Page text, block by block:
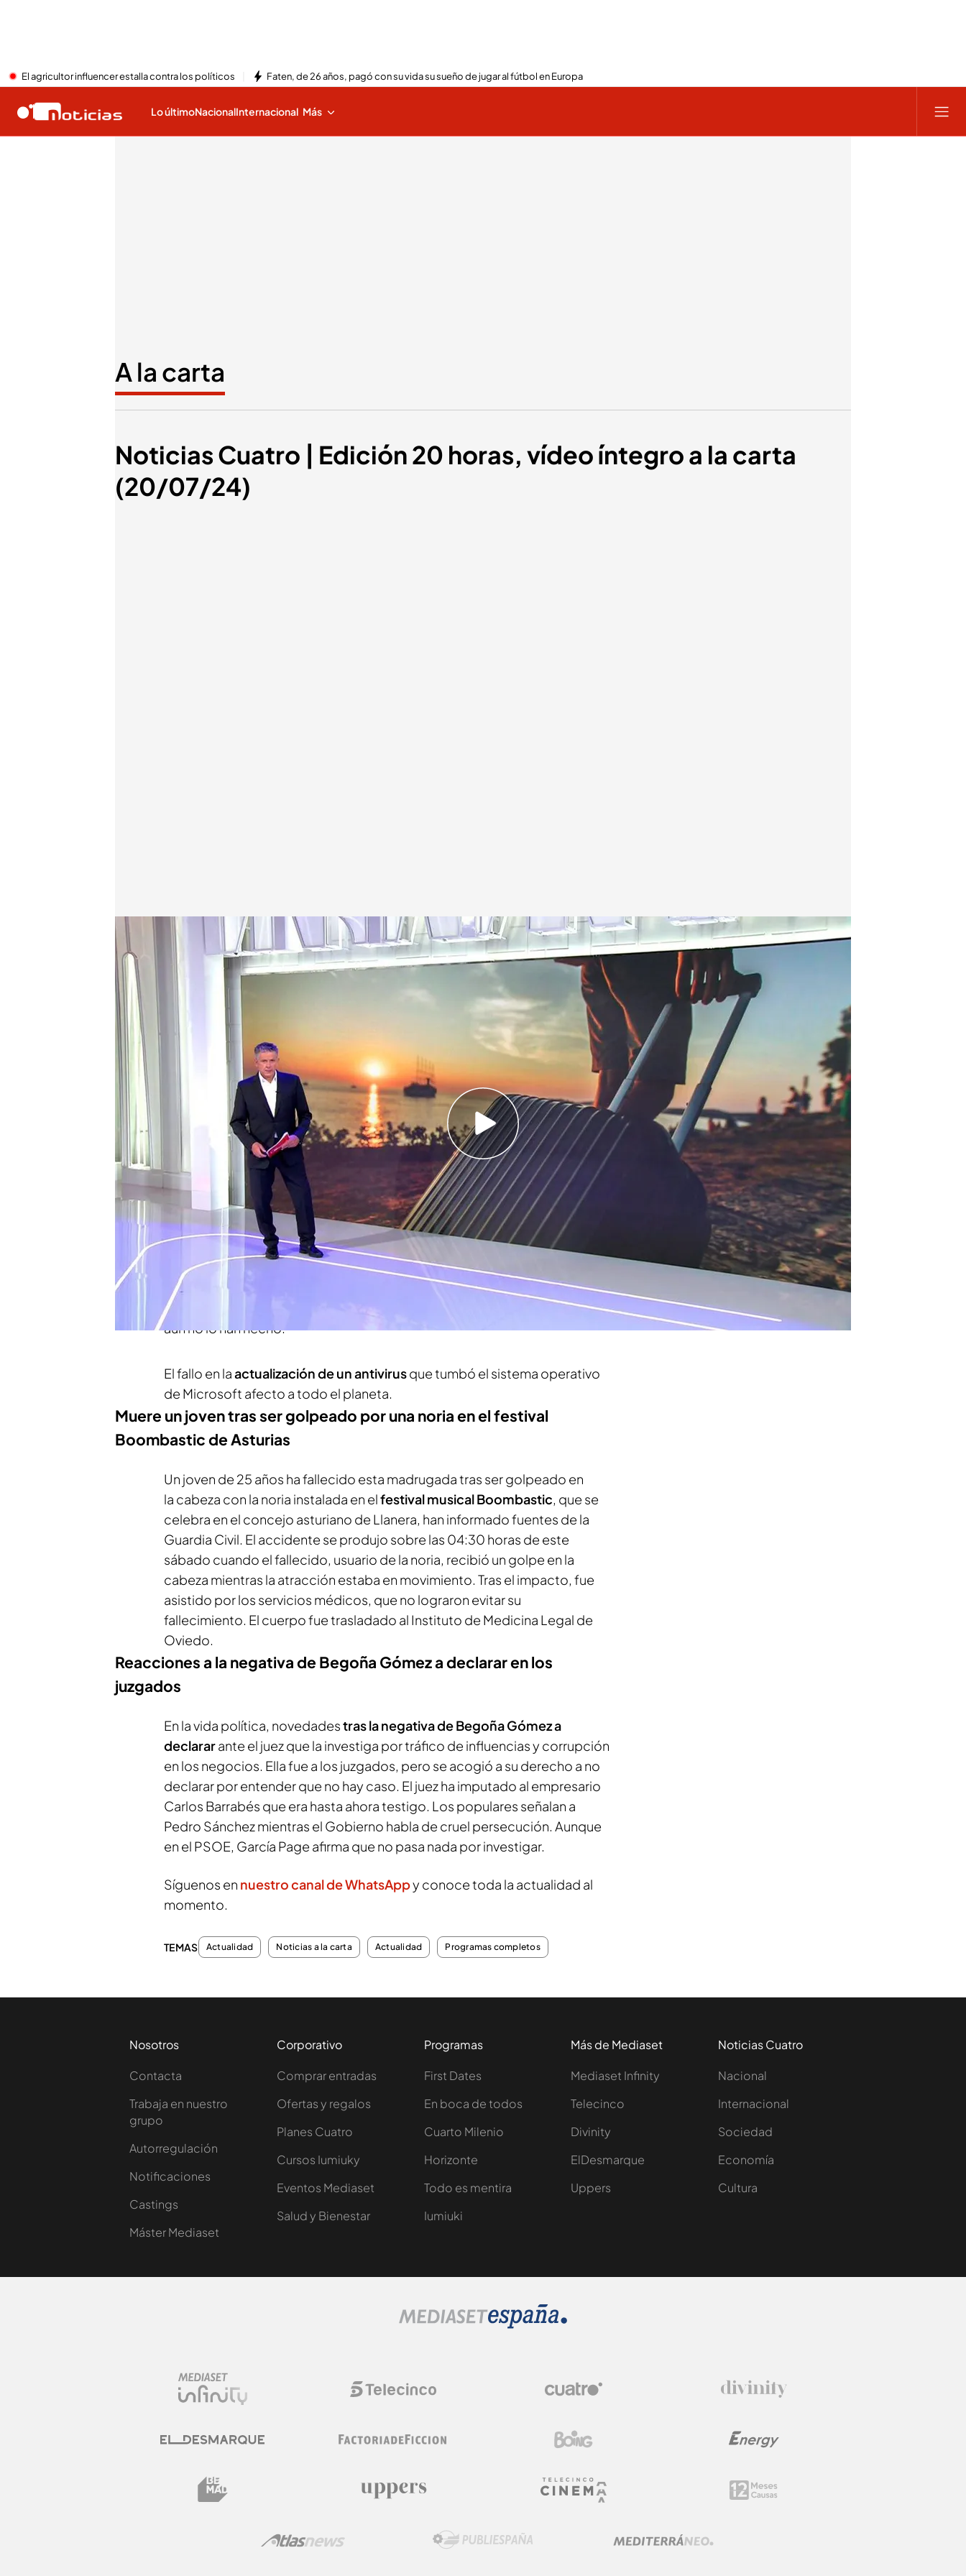
El agricultor influencer estalla contra los políticos Faten, de 26 años, pagó con su vida su sueño de jugar al fútbol en Europa
Lo últimoNacionalInternacional Más
A la carta
Noticias Cuatro | Edición 20 horas, vídeo íntegro a la carta
(20/07/24)
Las noticias, de la mano de Roberto Arce
Redacción digital Noticias Cuatro
21 JUL 2024 - 19:31h.
Continúan las consecuencias por el apagón informático
Muere un joven tras ser golpeado por una noria en el festival
Boombastic de Asturias
Reacciones a la negativa de Begoña Gómez a declarar en los juzgados
Continúan las consecuencias por el apagón informático
El mayorapagón informáticode la historia se ha acabado, pero no sus
secuelas
, en especial en losaeropuertos de todo el mundo con mas de
40.000 vuelos afectados y 5.000 cancelados ayer. Algunos pasajeros
han pasado la noche en aeropuertos como el de Santorini en Grecia de
donde debía haber salido ayer por la mañana un vuelo de iberia a Madrid y
aún no lo han hecho.
El fallo en laactualización de un antivirusque tumbó el sistema operativo
de Microsoft afecto a todo el planeta.
Muere un joven tras ser golpeado por una noria en el festival
Boombastic de Asturias
Un joven de 25 años ha fallecido esta madrugada tras ser golpeado en
la cabeza con la noria instalada en elfestival musical Boombastic, que se
celebra en el concejo asturiano de Llanera, han informado fuentes de la
Guardia Civil. El accidente se produjo sobre las 04:30 horas de este
sábado cuando el fallecido, usuario de la noria, recibió un golpe en la
cabeza mientras la atracción estaba en movimiento. Tras el impacto, fue
asistido por los servicios médicos, que no lograron evitar su
fallecimiento. El cuerpo fue trasladado al Instituto de Medicina Legal de
Oviedo.
Reacciones a la negativa de Begoña Gómez a declarar en los
juzgados
En la vida política, novedadestras la negativa de Begoña Gómez a
declararante el juez que la investiga por tráfico de influencias y corrupción
en los negocios. Ella fue a los juzgados, pero se acogió a su derecho a no
declarar por entender que no hay caso. El juez ha imputado al empresario
Carlos Barrabés que era hasta ahora testigo. Los populares señalan a
Pedro Sánchez mientras el Gobierno habla de cruel persecución. Aunque
en el PSOE, García Page afirma que no pasa nada por investigar.
Síguenos en nuestro canal de WhatsAppy conoce toda la actualidad al
momento.
TEMAS Actualidad Noticias a la carta Actualidad Programas completos
Nosotros
Contacta
Trabaja en nuestro
grupo
Autorregulación
Notificaciones
Castings
Máster Mediaset
Corporativo
Comprar entradas
Ofertas y regalos
Planes Cuatro
Cursos Iumiuky
Eventos Mediaset
Salud y Bienestar
Programas
First Dates
En boca de todos
Cuarto Milenio
Horizonte
Todo es mentira
Iumiuki
Más de Mediaset
Mediaset Infinity
Telecinco
Divinity
ElDesmarque
Uppers
Noticias Cuatro
Nacional
Internacional
Sociedad
Economía
Cultura